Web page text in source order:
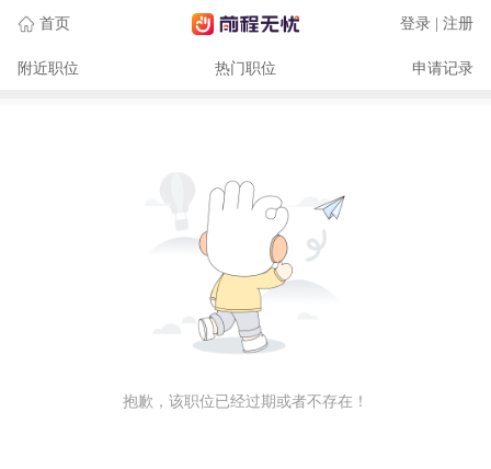
首页 登录 | 注册
附近职位 热门职位 申请记录
抱歉，该职位已经过期或者不存在！